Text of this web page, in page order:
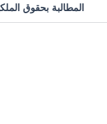
المطالبة بحقوق